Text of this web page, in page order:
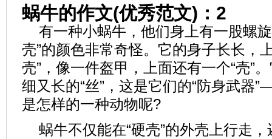
蜗牛的作文(优秀范文)：2
有一种小蜗牛，他们身上有一股螺
壳”的颜色非常奇怪。它的身子长长，
壳”，像一件盔甲，上面还有一个“壳”
细又长的“丝”，这是它们的“防身武器
是怎样的一种动物呢?
蜗牛不仅能在“硬壳”的外壳上行走